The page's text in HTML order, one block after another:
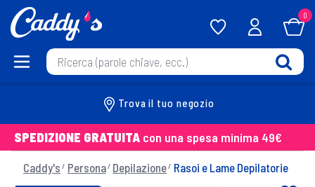
0
Trova il tuo negozio
SPEDIZIONE GRATUITA con una spesa minima 49€
Caddy's Persona Depilazione Rasoi e Lame Depilatorie